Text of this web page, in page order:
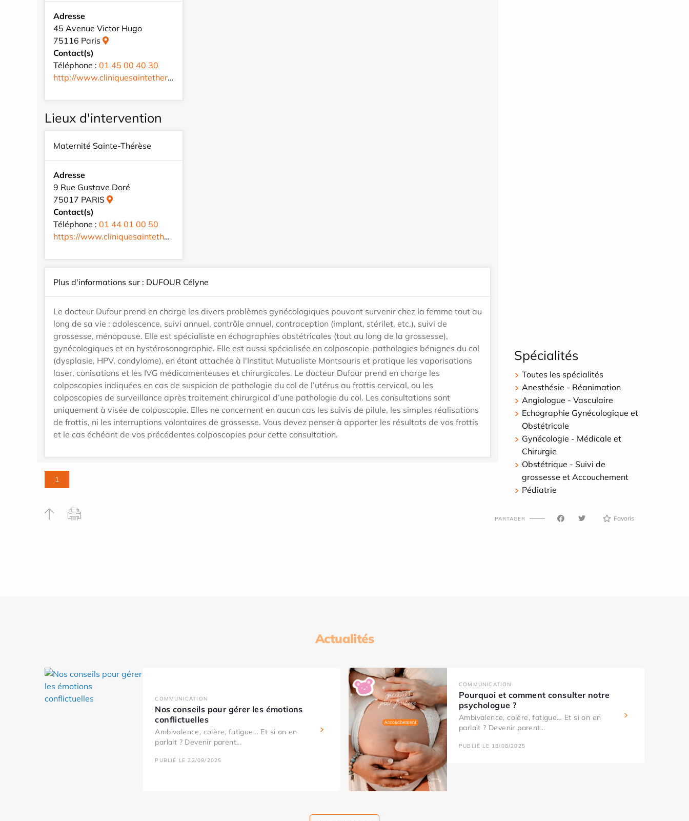
Adresse
45 Avenue Victor Hugo
75116 Paris
Contact(s)
Téléphone : 01 45 00 40 30
http://www.cliniquesaintetherese.fr/
Lieux d'intervention
Maternité Sainte-Thérèse
Adresse
9 Rue Gustave Doré
75017 PARIS
Contact(s)
Téléphone : 01 44 01 00 50
https://www.cliniquesaintetherese.fr/fr/
Plus d'informations sur : DUFOUR Célyne
Le docteur Dufour prend en charge les divers problèmes gynécologiques pouvant survenir chez la femme tout au
long de sa vie : adolescence, suivi annuel, contrôle annuel, contraception (implant, stérilet, etc.), suivi de
grossesse, ménopause. Elle est spécialiste en échographies obstétricales (tout au long de la grossesse),
gynécologiques et en hystérosonographie. Elle est aussi spécialisée en colposcopie-pathologies bénignes du col
(dysplasie, HPV, condylome), en étant attachée à l'Institut Mutualiste Montsouris et pratique les vaporisations
laser, conisations et les IVG médicamenteuses et chirurgicales. Le docteur Dufour prend en charge les
colposcopies indiquées en cas de suspicion de pathologie du col de l’utérus au frottis cervical, ou les
colposcopies de surveillance après traitement chirurgical d’une pathologie du col. Les consultations sont
uniquement à visée de colposcopie. Elles ne concernent en aucun cas les suivis de pilule, les simples réalisations
de frottis, ni les interruptions volontaires de grossesse. Vous devez penser à apporter les résultats de vos frottis
et le cas échéant de vos précédentes colposcopies pour cette consultation.
1
Spécialités
Toutes les spécialités
Anesthésie - Réanimation
Angiologue - Vasculaire
Echographie Gynécologique et
Obstétricale
Gynécologie - Médicale et
Chirurgie
Obstétrique - Suivi de
grossesse et Accouchement
Pédiatrie
PARTAGER Favoris
Actualités
COMMUNICATION
Nos conseils pour gérer les émotions
conflictuelles
Ambivalence, colère, fatigue… Et si on en
parlait ? Devenir parent...
PUBLIÉ LE 22/08/2025
COMMUNICATION
Pourquoi et comment consulter notre
psychologue ?
Ambivalence, colère, fatigue… Et si on en
parlait ? Devenir parent...
PUBLIÉ LE 18/08/2025